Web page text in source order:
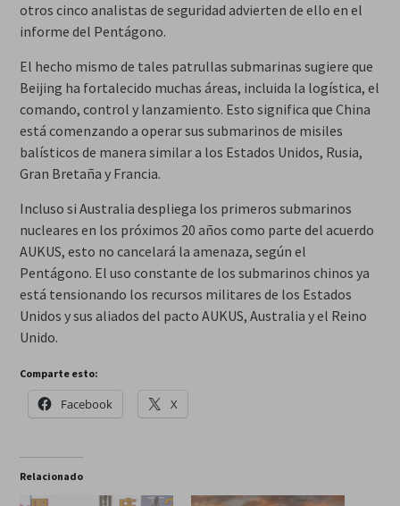
otros cinco analistas de seguridad advierten de ello en el
informe del Pentágono.
El hecho mismo de tales patrullas submarinas sugiere que
Beijing ha fortalecido muchas áreas, incluida la logística, el
comando, control y lanzamiento. Esto significa que China
está comenzando a operar sus submarinos de misiles
balísticos de manera similar a los Estados Unidos, Rusia,
Gran Bretaña y Francia.
Incluso si Australia despliega los primeros submarinos
nucleares en los próximos 20 años como parte del acuerdo
AUKUS, esto no cancelará la amenaza, según el
Pentágono. El uso constante de los submarinos chinos ya
está tensionando los recursos militares de los Estados
Unidos y sus aliados del pacto AUKUS, Australia y el Reino
Unido.
Comparte esto:
Facebook X
Relacionado